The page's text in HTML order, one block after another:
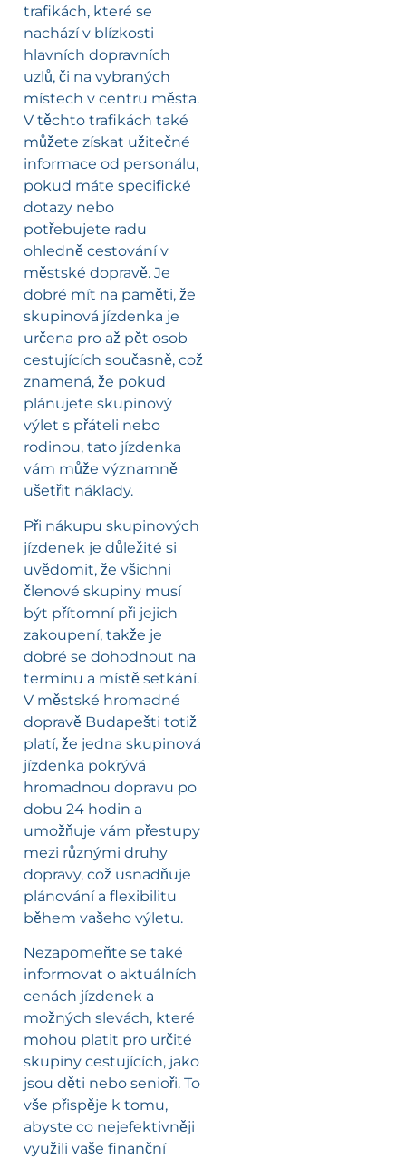
trafikách, které se
nachází v blízkosti
hlavních dopravních
uzlů, či na vybraných
místech v centru města.
V těchto trafikách také
můžete získat užitečné
informace od personálu,
pokud máte specifické
dotazy nebo
potřebujete radu
ohledně cestování v
městské dopravě. Je
dobré mít na paměti, že
skupinová jízdenka je
určena pro až pět osob
cestujících současně, což
znamená, že pokud
plánujete skupinový
výlet s přáteli nebo
rodinou, tato jízdenka
vám může významně
ušetřit náklady.
Při nákupu skupinových
jízdenek je důležité si
uvědomit, že všichni
členové skupiny musí
být přítomní při jejich
zakoupení, takže je
dobré se dohodnout na
termínu a místě setkání.
V městské hromadné
dopravě Budapešti totiž
platí, že jedna skupinová
jízdenka pokrývá
hromadnou dopravu po
dobu 24 hodin a
umožňuje vám přestupy
mezi různými druhy
dopravy, což usnadňuje
plánování a flexibilitu
během vašeho výletu.
Nezapomeňte se také
informovat o aktuálních
cenách jízdenek a
možných slevách, které
mohou platit pro určité
skupiny cestujících, jako
jsou děti nebo senioři. To
vše přispěje k tomu,
abyste co nejefektivněji
využili vaše finanční